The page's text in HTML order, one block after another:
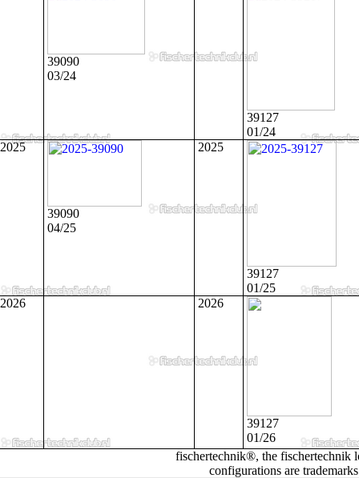
39090
03/24
39127
01/24
2025
39090
04/25
2025
39127
01/25
2026
2026
39127
01/26
fischertechnik®, the fischertechnik
configurations are